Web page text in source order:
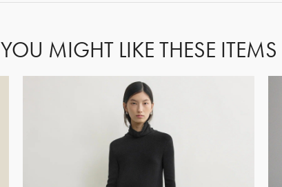
YOU MIGHT LIKE THESE ITEMS